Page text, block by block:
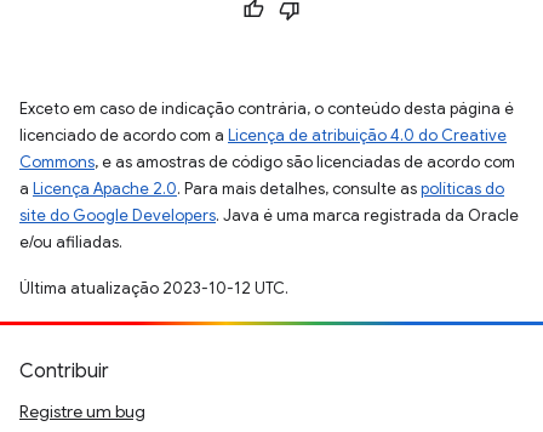
Exceto em caso de indicação contrária, o conteúdo desta página é
licenciado de acordo com a Licença de atribuição 4.0 do Creative
Commons, e as amostras de código são licenciadas de acordo com
a Licença Apache 2.0. Para mais detalhes, consulte aspolíticas do
site do Google Developers. Java é uma marca registrada da Oracle
e/ou afiliadas.
Última atualização 2023-10-12 UTC.
Contribuir
Registre um bug